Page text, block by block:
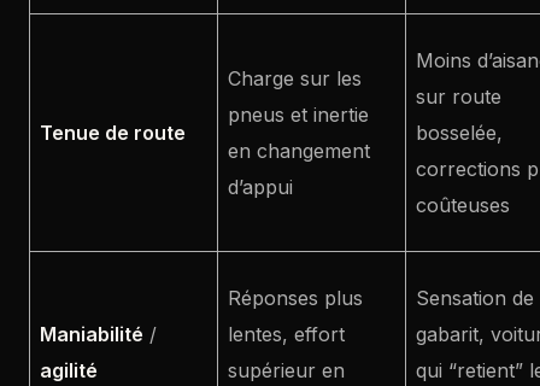
Tenue de route
Charge sur les
pneus et inertie
en changement
d’appui
Moins
sur route
bosselée,
corrections
coûteuses
Maniabilité /
agilité
Réponses plus
lentes, effort
supérieur en
Sensation de
gabarit,
qui “retient”